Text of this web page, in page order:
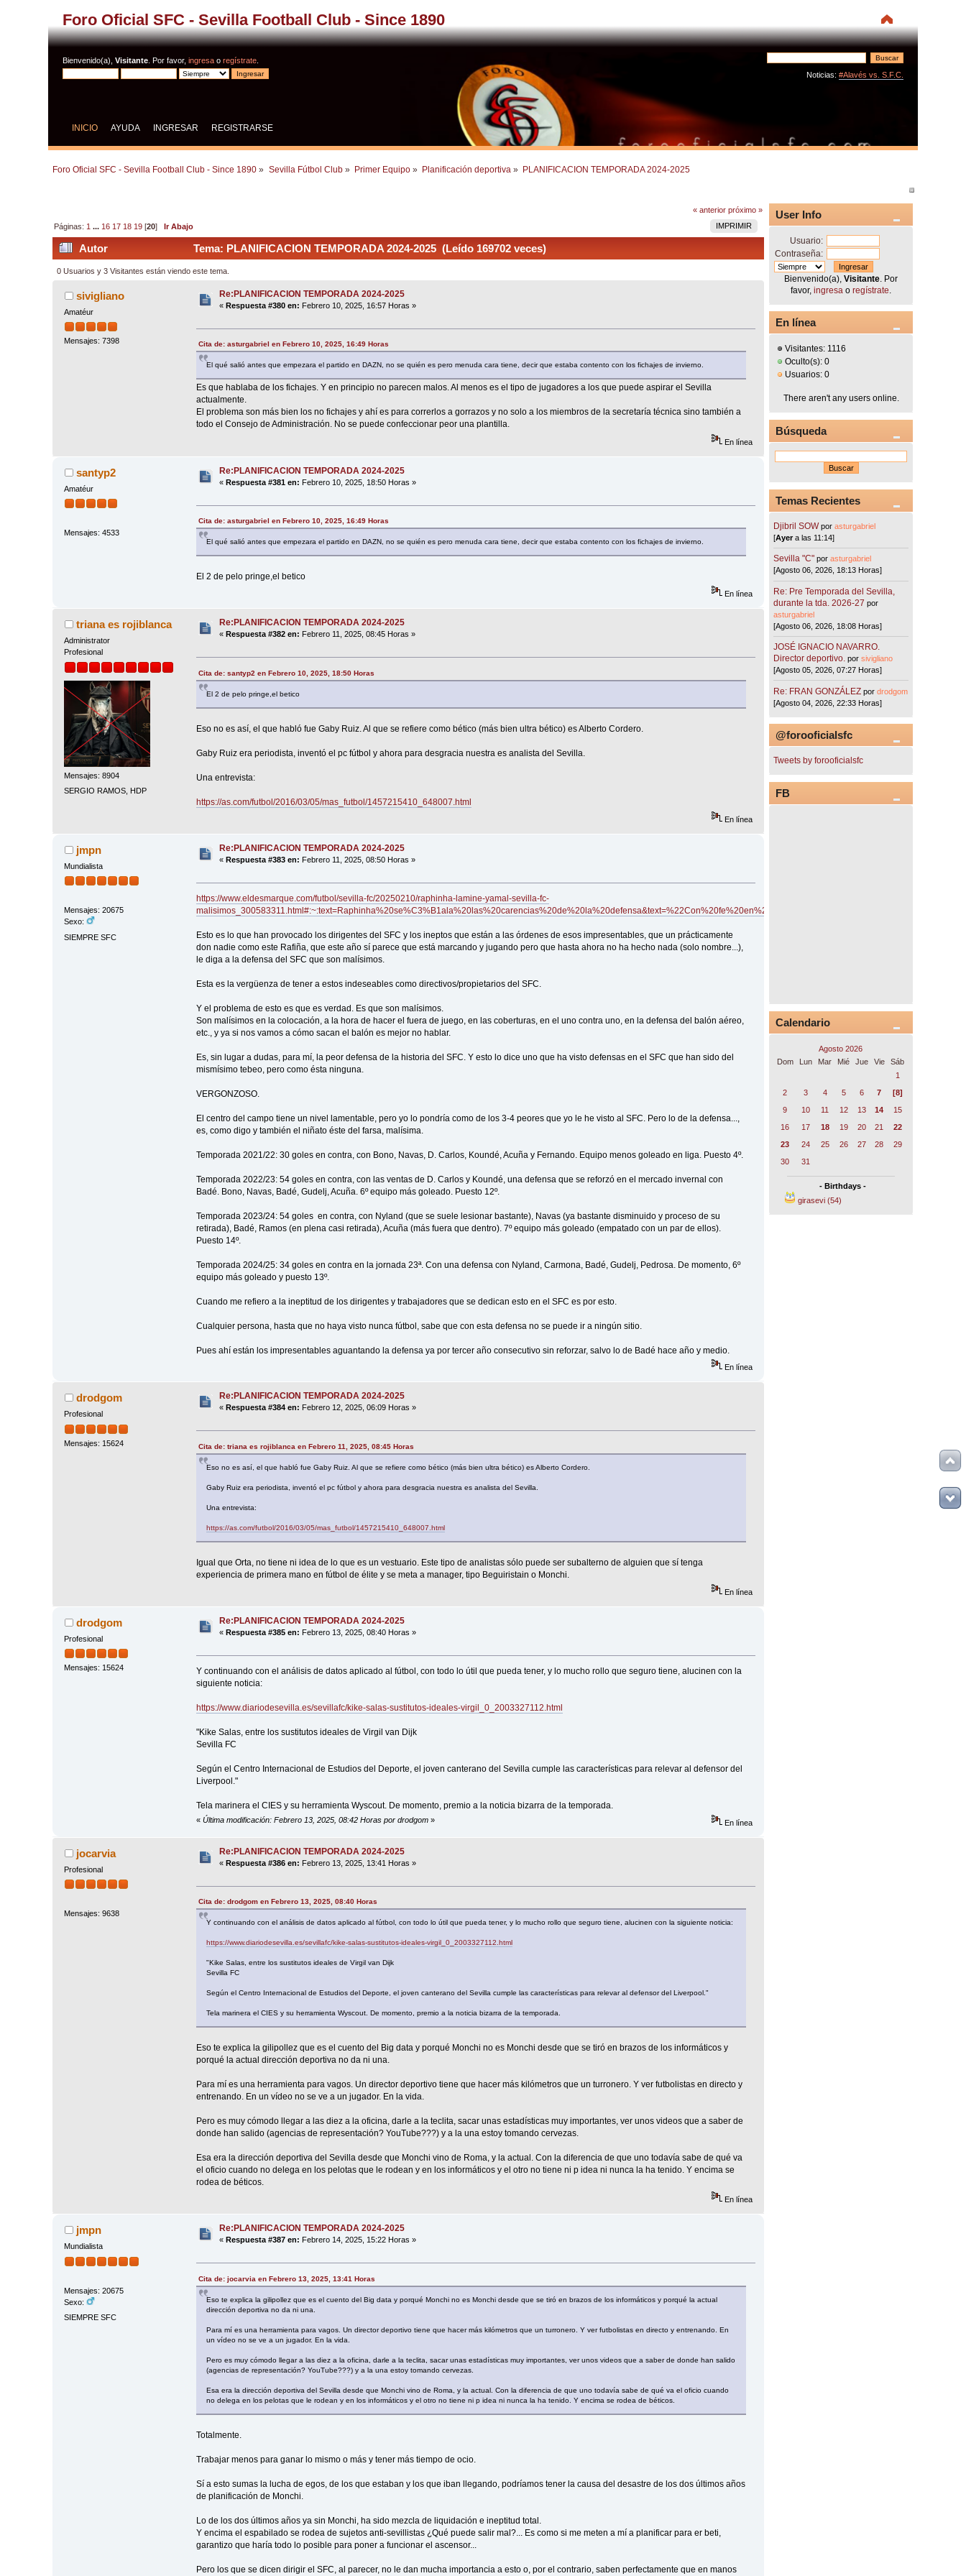
Foro Oficial SFC - Sevilla Football Club - Since 1890
Bienvenido(a),Visitante . Por favor,ingresa oregístrate
Noticias: #Alavés vs. S.F.C.
INICIO AYUDA INGRESAR REGISTRARSE
Foro Oficial SFC - Sevilla Football Club - Since 1890 » Sevilla Fútbol Club» Primer Equipo» Planificación deportiva » PLANIFICACION TEMPORADA 2024-2025
« anterior próximo »
IMPRIMIR
Páginas: 1 ... 16 17 18 19 [20]Ir Abajo
Autor Tema: PLANIFICACION TEMPORADA 2024-2025 (Leído 169702 veces)
0 Usuarios y 3 Visitantes están viendo este tema.
sivigliano
Amatéur
Mensajes: 7398
Re:PLANIFICACION TEMPORADA 2024-2025
«Respuesta #380 en: Febrero 10, 2025, 16:57 Horas »
Cita de: asturgabriel en Febrero 10, 2025, 16:49 Horas
El qué salió antes que empezara el partido en DAZN, no se quién es pero menuda cara tiene, decir que estaba contento con los fichajes de invierno.
Es que hablaba de los fichajes. Y en principio no parecen malos. Al menos es el tipo de jugadores a los que puede aspirar el Sevilla
actualmente.
El problema son más bien los no fichajes y ahí es para correrlos a gorrazos y no solo a los miembros de la secretaría técnica sino también a
todo el Consejo de Administración. No se puede confeccionar peor una plantilla.
En línea
santyp2
Amatéur
Mensajes: 4533
Re:PLANIFICACION TEMPORADA 2024-2025
«Respuesta #381 en: Febrero 10, 2025, 18:50 Horas »
Cita de: asturgabriel en Febrero 10, 2025, 16:49 Horas
El qué salió antes que empezara el partido en DAZN, no se quién es pero menuda cara tiene, decir que estaba contento con los fichajes de invierno.
El 2 de pelo pringe,el betico
En línea
triana es rojiblanca
Administrator
Profesional
Mensajes: 8904
SERGIO RAMOS, HDP
Re:PLANIFICACION TEMPORADA 2024-2025
« Respuesta #382 en: Febrero 11, 2025, 08:45 Horas »
Cita de: santyp2 en Febrero 10, 2025, 18:50 Horas
El 2 de pelo pringe,el betico
Eso no es así, el que habló fue Gaby Ruiz. Al que se refiere como bético (más bien ultra bético) es Alberto Cordero.
Gaby Ruiz era periodista, inventó el pc fútbol y ahora para desgracia nuestra es analista del Sevilla.
Una entrevista:
https://as.com/futbol/2016/03/05/mas_futbol/1457215410_648007.html
En línea
jmpn
Mundialista
Mensajes: 20675
Sexo:
SIEMPRE SFC
Re:PLANIFICACION TEMPORADA 2024-2025
«Respuesta #383 en: Febrero 11, 2025, 08:50 Horas »
https://www.eldesmarque.com/futbol/sevilla-fc/20250210/raphinha-lamine-yamal-sevilla-fc-
Esto es lo que han provocado los dirigentes del SFC y los ineptos que están a las órdenes de esos impresentables, que un prácticamente
don nadie como este Rafiña, que este año sí parece que está marcando y jugando pero que hasta ahora no ha hecho nada (solo nombre...),
le diga a la defensa del SFC que son malísimos.
Esta es la vergüenza de tener a estos indeseables como directivos/propietarios del SFC.
Y el problema de esto es que es verdad. Es que son malísimos.
Son malísimos en la colocación, a la hora de hacer el fuera de juego, en las coberturas, en el uno contra uno, en la defensa del balón aéreo,
etc., y ya si nos vamos a cómo sacan el balón es mejor no hablar.
Es, sin lugar a dudas, para mí, la peor defensa de la historia del SFC. Y esto lo dice uno que ha visto defensas en el SFC que han sido del
mismísimo tebeo, pero como ésta ninguna.
VERGONZOSO.
El centro del campo tiene un nivel lamentable, pero yo lo pondría como de los 3-4 peores que yo le he visto al SFC. Pero lo de la defensa...,
es, como digo y también el niñato éste del farsa, malísima.
Temporada 2021/22: 30 goles en contra, con Bono, Navas, D. Carlos, Koundé, Acuña y Fernando. Equipo menos goleado en liga. Puesto 4º.
Temporada 2022/23: 54 goles en contra, con las ventas de D. Carlos y Koundé, una defensa que se reforzó en el mercado invernal con
Badé. Bono, Navas, Badé, Gudelj, Acuña. 6º equipo más goleado. Puesto 12º.
Temporada 2023/24: 54 goles en contra, con Nyland (que se suele lesionar bastante), Navas (ya bastante disminuido y proceso de su
retirada), Badé, Ramos (en plena casi retirada), Acuña (más fuera que dentro). 7º equipo más goleado (empatado con un par de ellos).
Puesto 14º.
Temporada 2024/25: 34 goles en contra en la jornada 23ª. Con una defensa con Nyland, Carmona, Badé, Gudelj, Pedrosa. De momento, 6º
equipo más goleado y puesto 13º.
Cuando me refiero a la ineptitud de los dirigentes y trabajadores que se dedican esto en el SFC es por esto.
Cualquier persona, hasta que no haya visto nunca fútbol, sabe que con esta defensa no se puede ir a ningún sitio.
Pues ahí están los impresentables aguantando la defensa ya por tercer año consecutivo sin reforzar, salvo lo de Badé hace año y medio.
En línea
drodgom
Profesional
Mensajes: 15624
Re:PLANIFICACION TEMPORADA 2024-2025
« Respuesta #384 en: Febrero 12, 2025, 06:09 Horas »
Cita de: triana es rojiblanca en Febrero 11, 2025, 08:45 Horas
Eso no es así, el que habló fue Gaby Ruiz. Al que se refiere como bético (más bien ultra bético) es Alberto Cordero.
Gaby Ruiz era periodista, inventó el pc fútbol y ahora para desgracia nuestra es analista del Sevilla.
Una entrevista:
https://as.com/futbol/2016/03/05/mas_futbol/1457215410_648007.html
Igual que Orta, no tiene ni idea de lo que es un vestuario. Este tipo de analistas sólo puede ser subalterno de alguien que sí tenga
experiencia de primera mano en fútbol de élite y se meta a manager, tipo Beguiristain o Monchi.
En línea
drodgom
Profesional
Mensajes: 15624
Re:PLANIFICACION TEMPORADA 2024-2025
«Respuesta #385 en: Febrero 13, 2025, 08:40 Horas »
Y continuando con el análisis de datos aplicado al fútbol, con todo lo útil que pueda tener, y lo mucho rollo que seguro tiene, alucinen con la
siguiente noticia:
https://www.diariodesevilla.es/sevillafc/kike-salas-sustitutos-ideales-virgil_0_2003327112.html
"Kike Salas, entre los sustitutos ideales de Virgil van Dijk
Sevilla FC
Según el Centro Internacional de Estudios del Deporte, el joven canterano del Sevilla cumple las características para relevar al defensor del
Liverpool."
Tela marinera el CIES y su herramienta Wyscout. De momento, premio a la noticia bizarra de la temporada.
« Última modificación: Febrero 13, 2025, 08:42 Horas por drodgom» En línea
jocarvia
Profesional
Mensajes: 9638
Re:PLANIFICACION TEMPORADA 2024-2025
«Respuesta #386 en: Febrero 13, 2025, 13:41 Horas »
Cita de: drodgom en Febrero 13, 2025, 08:40 Horas
Y continuando con el análisis de datos aplicado al fútbol, con todo lo útil que pueda tener, y lo mucho rollo que seguro tiene, alucinen con la siguiente noticia:
https://www.diariodesevilla.es/sevillafc/kike-salas-sustitutos-ideales-virgil_0_2003327112.html
"Kike Salas, entre los sustitutos ideales de Virgil van Dijk
Sevilla FC
Según el Centro Internacional de Estudios del Deporte, el joven canterano del Sevilla cumple las características para relevar al defensor del Liverpool."
Tela marinera el CIES y su herramienta Wyscout. De momento, premio a la noticia bizarra de la temporada.
Eso te explica la gilipollez que es el cuento del Big data y porqué Monchi no es Monchi desde que se tiró en brazos de los informáticos y
porqué la actual dirección deportiva no da ni una.
Para mí es una herramienta para vagos. Un director deportivo tiene que hacer más kilómetros que un turronero. Y ver futbolistas en directo y
entrenando. En un vídeo no se ve a un jugador. En la vida.
Pero es muy cómodo llegar a las diez a la oficina, darle a la teclita, sacar unas estadísticas muy importantes, ver unos videos que a saber de
donde han salido (agencias de representación? YouTube???) y a la una estoy tomando cervezas.
Esa era la dirección deportiva del Sevilla desde que Monchi vino de Roma, y la actual. Con la diferencia de que uno todavía sabe de qué va
el oficio cuando no delega en los pelotas que le rodean y en los informáticos y el otro no tiene ni p idea ni nunca la ha tenido. Y encima se
rodea de béticos.
En línea
jmpn
Mundialista
Mensajes: 20675
Sexo:
SIEMPRE SFC
Re:PLANIFICACION TEMPORADA 2024-2025
« Respuesta #387 en: Febrero 14, 2025, 15:22 Horas »
Cita de: jocarvia en Febrero 13, 2025, 13:41 Horas
Eso te explica la gilipollez que es el cuento del Big data y porqué Monchi no es Monchi desde que se tiró en brazos de los informáticos y porqué la actual
dirección deportiva no da ni una.
Para mí es una herramienta para vagos. Un director deportivo tiene que hacer más kilómetros que un turronero. Y ver futbolistas en directo y entrenando. En
un vídeo no se ve a un jugador. En la vida.
Pero es muy cómodo llegar a las diez a la oficina, darle a la teclita, sacar unas estadísticas muy importantes, ver unos videos que a saber de donde han salido
(agencias de representación? YouTube???) y a la una estoy tomando cervezas.
Esa era la dirección deportiva del Sevilla desde que Monchi vino de Roma, y la actual. Con la diferencia de que uno todavía sabe de qué va el oficio cuando
no delega en los pelotas que le rodean y en los informáticos y el otro no tiene ni p idea ni nunca la ha tenido. Y encima se rodea de béticos.
Totalmente.
Trabajar menos para ganar lo mismo o más y tener más tiempo de ocio.
Sí a esto sumas la lucha de egos, de los que estaban y los que iban llegando, podríamos tener la causa del desastre de los dos últimos años
de planificación de Monchi.
Lo de los dos últimos años ya sin Monchi, ha sido mezcla de liquidación e ineptitud total.
Y encima el espabilado se rodea de sujetos anti-sevillistas ¿Qué puede salir mal?... Es como si me meten a mí a planificar para er beti,
garantizo que haría todo lo posible para poner a funcionar el ascensor...
Pero los que se dicen dirigir el SFC, al parecer, no le dan mucha importancia a esto o, por el contrario, saben perfectamente que en manos
User Info
Usuario:
Contraseña:
Bienvenido(a),Visitante . Por
favor,ingresa oregístrate
En línea
Visitantes: 1116
Oculto(s): 0
Usuarios: 0
There aren't any users online.
Búsqueda
Temas Recientes
Djibril SOW porasturgabriel
[Ayera las 11:14]
Sevilla "C"porasturgabriel
[Agosto 06, 2026, 18:13 Horas]
Re: Pre Temporada del Sevilla,
durante la tda. 2026-27 por
asturgabriel
[Agosto 06, 2026, 18:08 Horas]
JOSÉ IGNACIO NAVARRO.
Director deportivo. porsivigliano
[Agosto 05, 2026, 07:27 Horas]
Re: FRAN GONZÁLEZ pordrodgom
[Agosto 04, 2026, 22:33 Horas]
@forooficialsfc
Tweets by forooficialsfc
FB
Calendario
Agosto 2026
Dom
Lun Mar Mié Jue Vie
Sáb
1
2
3 4 5 6 7
[8]
9
10 11 12 13 14
15
16
17 18 19 20 21
22
23
24 25 26 27 28
29
30
31
- Birthdays -
girasevi (54)